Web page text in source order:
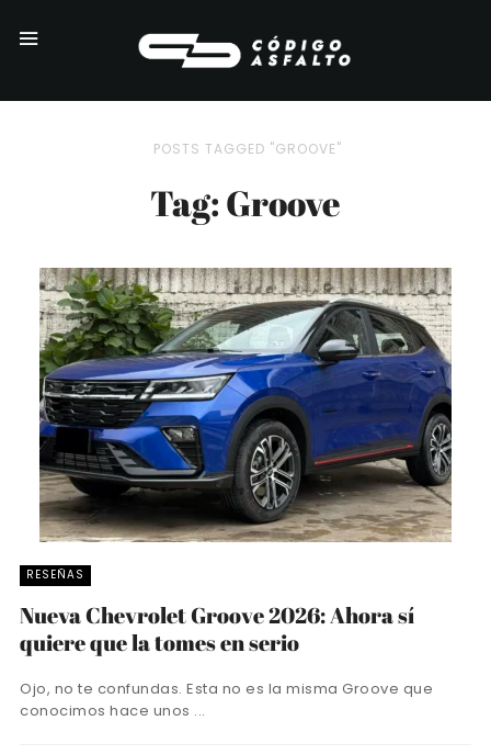
POSTS TAGGED "GROOVE"
Tag: Groove
RESEÑAS
Nueva Chevrolet Groove 2026: Ahora sí
quiere que la tomes en serio
Ojo, no te confundas. Esta no es la misma Groove que
conocimos hace unos ...